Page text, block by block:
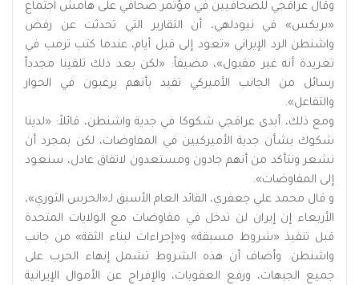
وقال عراقجي للصحافيين في مؤتمر صحافي على هامش اجتماع
«بريكس» في نيودلهي، أن التقارير التي تحدثت عن رفض
واشنطن الرد الإيراني «تعود إلى قبل أيام، عندما كتب ترمب في
تغريدة أنه غير مقبول»، مضيفاً: «لكن بعد ذلك تلقينا مجدداً
رسائل من الجانب الأميركي تفيد بأنهم يرغبون في الحوار
والتفاعل».
ومع ذلك، أبدى عراقجي شكوكا في جدية واشنطن، قائلاً: «لدينا
شكوك بشأن جدية الأميركيين في المفاوضات، لكن بمجرد أن
نشعر ونتأكد من أنهم جادون ومستعدون لاتفاق عادل، سنعود
إلى المفاوضات».
و قال محمد علي جعفري، القائد العام الأسبق لـ«الحرس الثوري»،
الأربعاء إن إيران لن تدخل في مفاوضات مع الولايات المتحدة
قبل تنفيذ «شروط مسبقة» و«إجراءات لبناء الثقة» من جانب
واشنطن. وأضاف أن هذه الشروط تشمل إنهاء الحرب على
جميع الجبهات، ورفع العقوبات، والإفراج عن الأموال الإيرانية